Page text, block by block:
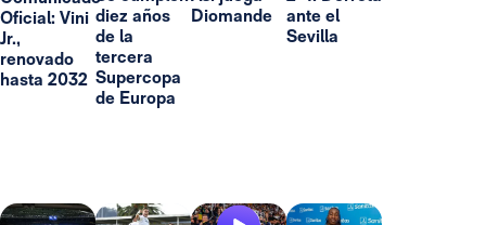
Oficial: Vini
Jr.,
renovado
hasta 2032
diez años
de la
tercera
Supercopa
de Europa
Diomande
ante el
Sevilla